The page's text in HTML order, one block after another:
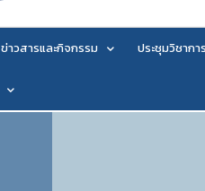
ข่าวสารและกิจกรรม ประชุมวิชาก